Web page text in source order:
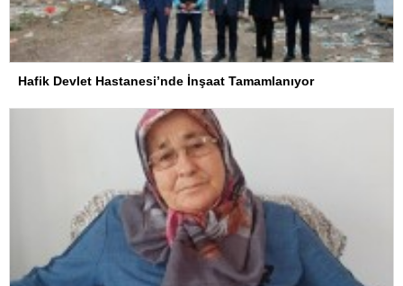
Hafik Devlet Hastanesi’nde İnşaat Tamamlanıyor